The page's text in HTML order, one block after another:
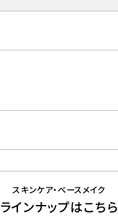
スキンケア・ベースメイク
ラインナップはこちら